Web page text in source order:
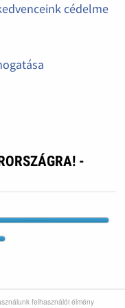
felhasználói élmény
cédelme
-